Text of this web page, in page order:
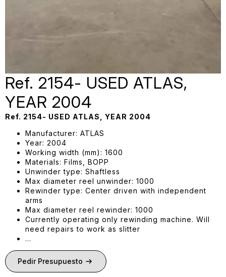
Ref. 2154- USED ATLAS,
YEAR 2004
Ref. 2154- USED ATLAS, YEAR 2004
Manufacturer: ATLAS
Year: 2004
Working width (mm): 1600
Materials: Films, BOPP
Unwinder type: Shaftless
Max diameter reel unwinder: 1000
Rewinder type: Center driven with independent
arms
Max diameter reel rewinder: 1000
Currently operating only rewinding machine. Will
need repairs to work as slitter
…
Pedir Presupuesto